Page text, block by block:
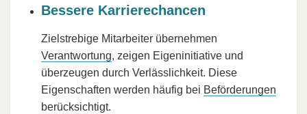
Bessere Karrierechancen
Zielstrebige Mitarbeiter übernehmen
Verantwortung, zeigen Eigeninitiative und
überzeugen durch Verlässlichkeit. Diese
Eigenschaften werden häufig bei Beförderungen
berücksichtigt.